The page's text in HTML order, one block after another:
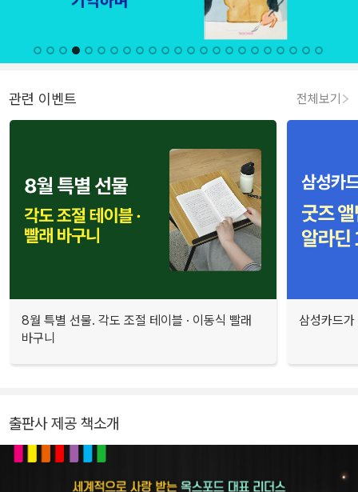
관련 이벤트 전체보기
8월 특별 선물. 각도 조절 테이블 · 이동식 빨래
바구니
삼성카드
출판사 제공 책소개